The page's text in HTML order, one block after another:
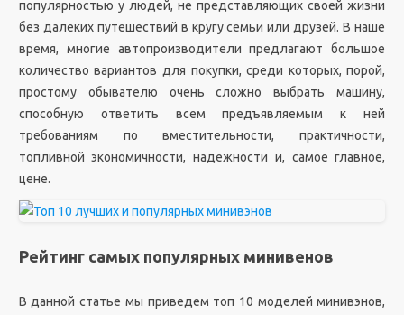
популярностью у людей, не представляющих своей жизни
без далеких путешествий в кругу семьи или друзей. В наше
время, многие автопроизводители предлагают большое
количество вариантов для покупки, среди которых, порой,
простому обывателю очень сложно выбрать машину,
способную ответить всем предъявляемым к ней
требованиям по вместительности, практичности,
топливной экономичности, надежности и, самое главное,
цене.
Рейтинг самых популярных минивенов
В данной статье мы приведем топ 10 моделей минивэнов,